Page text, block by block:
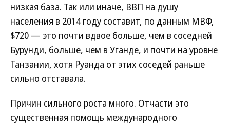
низкая база. Так или иначе, ВВП на душу
населения в 2014 году составит, по данным МВФ,
$720 — это почти вдвое больше, чем в соседней
Бурунди, больше, чем в Уганде, и почти на уровне
Танзании, хотя Руанда от этих соседей раньше
сильно отставала.
Причин сильного роста много. Отчасти это
существенная помощь международного